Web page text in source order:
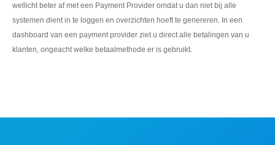
wellicht beter af met een Payment Provider omdat u dan niet bij alle
systemen dient in te loggen en overzichten hoeft te genereren. In een
dashboard van een payment provider ziet u direct alle betalingen van u
klanten, ongeacht welke betaalmethode er is gebruikt.